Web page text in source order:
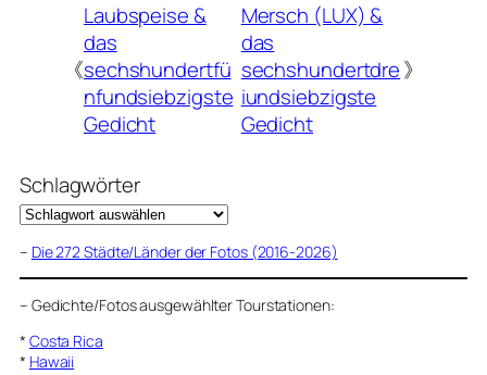
《
Laubspeise &
das
sechshundertfü
nfundsiebzigste
Gedicht
Mersch (LUX) &
das
sechshundertdre
iundsiebzigste
Gedicht
》
Schlagwörter
– Die 272 Städte/Länder der Fotos (2016-2026)
– Gedichte/Fotos ausgewählter Tourstationen:
* Costa Rica
* Hawaii